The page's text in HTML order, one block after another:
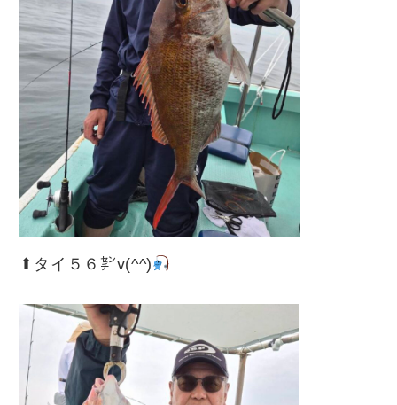
⬆︎タイ５６㌢v(^^)